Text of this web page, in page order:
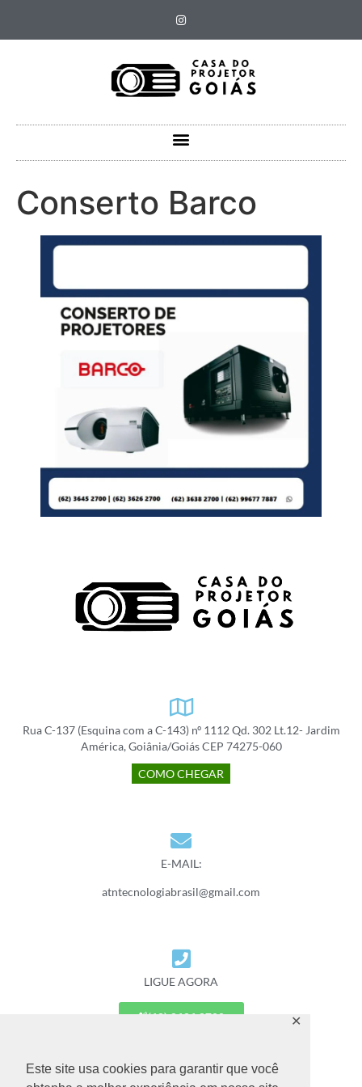
Este site usa cookies para garantir que você
✕
Conserto Barco
Rua C-137 (Esquina com a C-143) nº 1112 Qd. 302 Lt.12- Jardim
América, Goiânia/Goiás CEP 74275-060
COMO CHEGAR
E-MAIL:
atntecnologiabrasil@gmail.com
LIGUE AGORA
(62) 3626 2700